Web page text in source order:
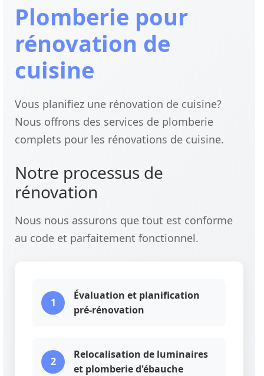
Plomberie pour
rénovation de
cuisine
Vous planifiez une rénovation de cuisine?
Nous offrons des services de plomberie
complets pour les rénovations de cuisine.
Notre processus de
rénovation
Nous nous assurons que tout est conforme
au code et parfaitement fonctionnel.
1
Évaluation et planification
pré-rénovation
2
Relocalisation de luminaires
et plomberie d'ébauche